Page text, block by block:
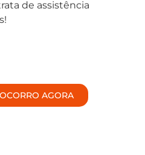
de assistência
AGORA